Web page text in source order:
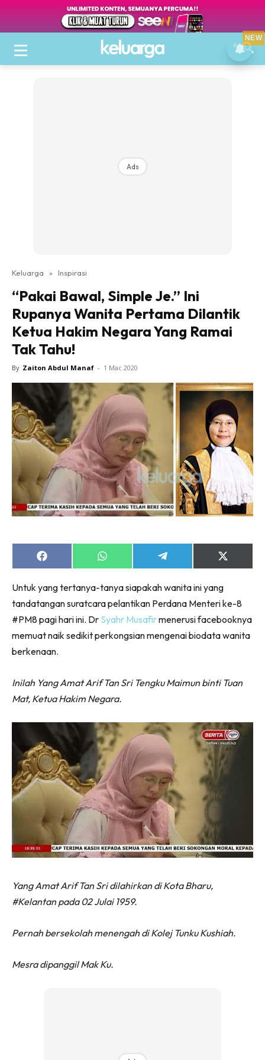
Ads
Keluarga » Inspirasi
“Pakai Bawal, Simple Je.” Ini
Rupanya Wanita Pertama Dilantik
Ketua Hakim Negara Yang Ramai
Tak Tahu!
By Zaiton Abdul Manaf - 1 Mac 2020
Share
on
Share
on
Share
on
Share
on
(Twitter)
Untuk yang tertanya-tanya siapakah wanita ini yang
tandatangan suratcara pelantikan Perdana Menteri ke-8
#PM8 pagi hari ini. Dr Syahr Musafirmenerusi facebooknya
memuat naik sedikit perkongsian mengenai biodata wanita
berkenaan.
Inilah Yang Amat Arif Tan Sri Tengku Maimun binti Tuan
Mat, Ketua Hakim Negara.
Yang Amat Arif Tan Sri dilahirkan di Kota Bharu,
#Kelantan pada 02 Julai 1959.
Pernah bersekolah menengah di Kolej Tunku Kushiah.
Mesra dipanggil Mak Ku.
NEW